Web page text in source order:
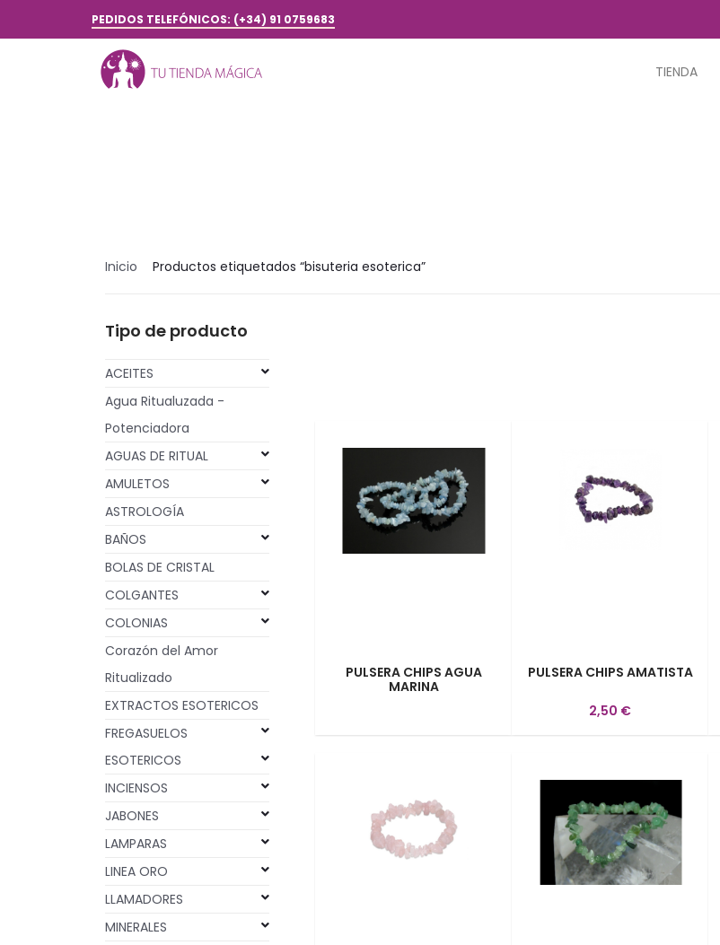
PEDIDOS TELEFÓNICOS: (+34) 91 0759683
TIENDA
Inicio Productos etiquetados “bisuteria esoterica”
Tipo de producto
ACEITES
Agua Ritualuzada -
Potenciadora
AGUAS DE RITUAL
AMULETOS
ASTROLOGÍA
BAÑOS
BOLAS DE CRISTAL
COLGANTES
COLONIAS
Corazón del Amor
Ritualizado
EXTRACTOS ESOTERICOS
FREGASUELOS
ESOTERICOS
INCIENSOS
JABONES
LAMPARAS
LINEA ORO
LLAMADORES
MINERALES
PULSERA CHIPS AGUA
MARINA
PULSERA CHIPS AMATISTA
2,50 €